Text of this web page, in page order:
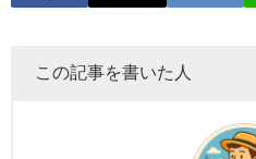
この記事を書いた人